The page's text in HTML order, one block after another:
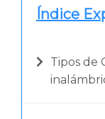
Índice
Tipos de